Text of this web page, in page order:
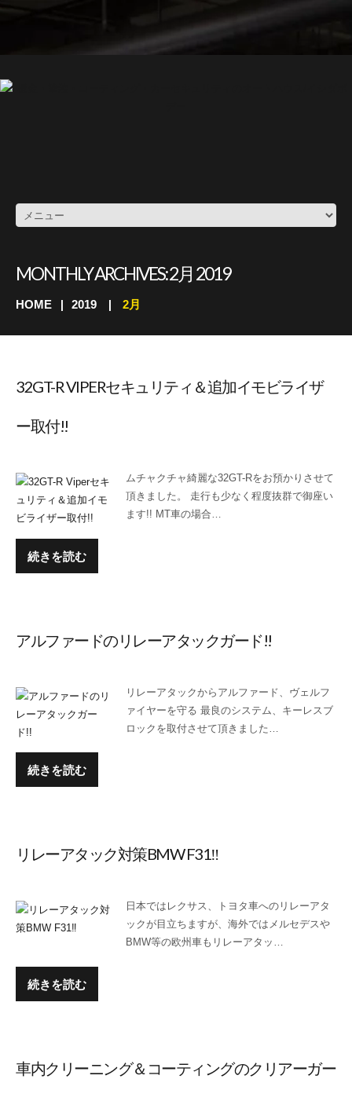
MONTHLY ARCHIVES:2月 2019
HOME 2019 2月
32GT-R VIPERセキュリティ＆追加イモビライザ
ー取付!!
ムチャクチャ綺麗な32GT-Rをお預かりさせて
頂きました。 走行も少なく程度抜群で御座い
ます!! MT車の場合…
続きを読む
アルファードのリレーアタックガード!!
リレーアタックからアルファード、ヴェルフ
ァイヤーを守る 最良のシステム、キーレスブ
ロックを取付させて頂きました…
続きを読む
リレーアタック対策BMW F31‼
日本ではレクサス、トヨタ車へのリレーアタ
ックが目立ちますが、海外ではメルセデスや
BMW等の欧州車もリレーアタッ…
続きを読む
車内クリーニング＆コーティングのクリアーガー